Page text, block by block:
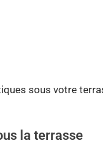
sous votre
la terrasse